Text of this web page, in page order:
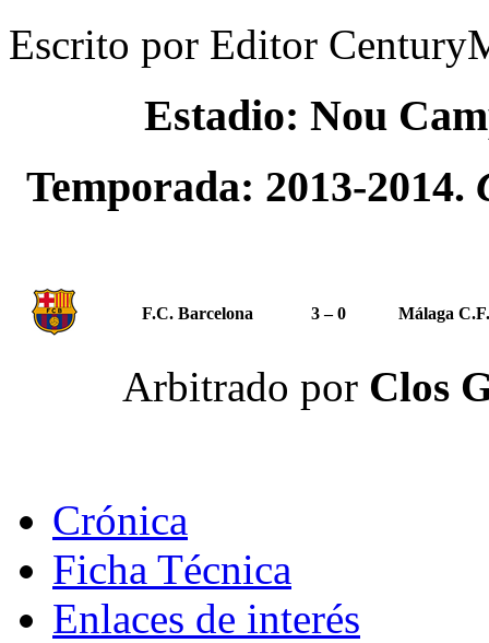
Escrito por Editor
Estadio: Nou
Temporada: 2013-2014.
F.C. Barcelona 3 – 0 Málaga C.F.
Arbitrado por Clos
Crónica
Ficha Técnica
Enlaces de interés